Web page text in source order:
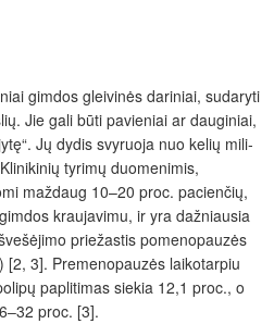
gimdos gleivinės dariniai, sudaryti
Jie gali būti pavieniai ar dauginiai,
Jų dydis svyruoja nuo kelių mili­
tyrimų duomenimis,
maždaug 10–20 proc. pacienčių,
kraujavimu, ir yra dažniausia
priežastis pomenopauzės
[2, 3]. Premenopauzės laikotarpiu
paplitimas siekia 12,1 proc., o
proc. [3].